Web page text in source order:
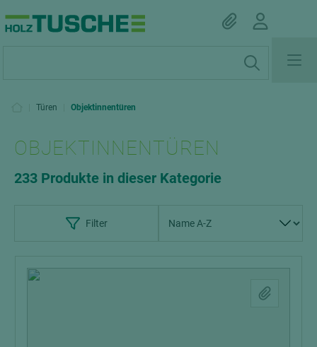
Türen Objektinnentüren
OBJEKTINNENTÜREN
233 Produkte in dieser Kategorie
Filter